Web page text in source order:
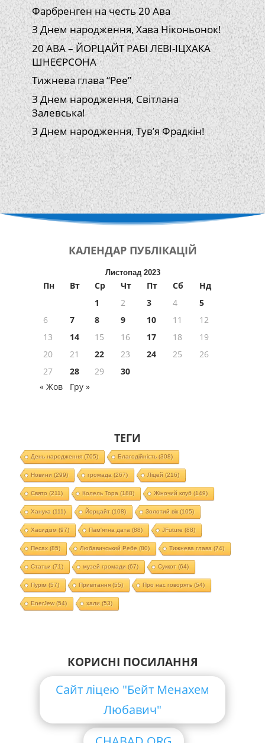
Фарбренген на честь 20 Ава
З Днем народження, Хава Ніконьонок!
20 АВА – ЙОРЦАЙТ РАБІ ЛЕВІ-ІЦХАКА
ШНЕЄРСОНА
Тижнева глава “Рее”
З Днем народження, Світлана
Залевська!
З Днем народження, Тув’я Фрадкін!
КАЛЕНДАР ПУБЛІКАЦІЙ
Листопад 2023
Пн Вт Ср Чт Пт Сб
Нд
1
2 3 4
5
6
7 8 9 10 11
12
13
14 15 16 17 18
19
20
21 22 23 24 25
26
27
28 29
30
« Жов
Гру »
ТЕГИ
День народження(705) Благодійність (308)
Новини (299) громада (267) Ліцей (216)
Свято (211) Колель Тора (188) Жіночий клуб (149)
Ханука (111) Йорцайт (108) Золотий вік(105)
Хасидізм (97) Пам'ятна дата (88) JFuture (88)
Песах(85) Любавичський Ребе (80) Тижнева глава (74)
Статьи (71) музей громади (67) Суккот (64)
Пурім (57) Привітання(55) Про нас говорять (54)
EnerJew(54) хали (53)
КОРИСНІ ПОСИЛАННЯ
Сайт ліцею "Бейт Менахем
Любавич"